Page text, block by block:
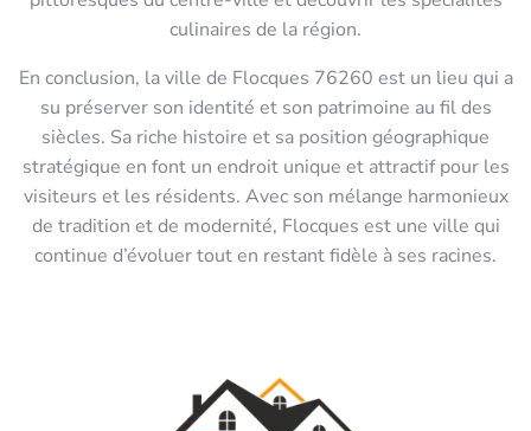
culinaires de la région.
En conclusion, la ville de Flocques 76260 est un lieu qui a
su préserver son identité et son patrimoine au fil des
siècles. Sa riche histoire et sa position géographique
stratégique en font un endroit unique et attractif pour les
visiteurs et les résidents. Avec son mélange harmonieux
de tradition et de modernité, Flocques est une ville qui
continue d’évoluer tout en restant fidèle à ses racines.